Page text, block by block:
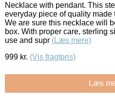
Necklace with pendant. This
everyday piece of quality
We are sure this necklace will
box. With proper care, sterling
use and supr (Læs mere)
999 kr. (Vis fragtpris)
Læs